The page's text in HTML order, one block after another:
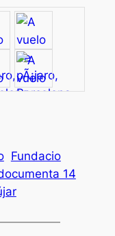
Fundacio
14